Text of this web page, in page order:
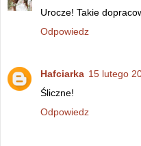
Urocze! Takie
Odpowiedz
Hafciarka 15 lutego
Śliczne!
Odpowiedz